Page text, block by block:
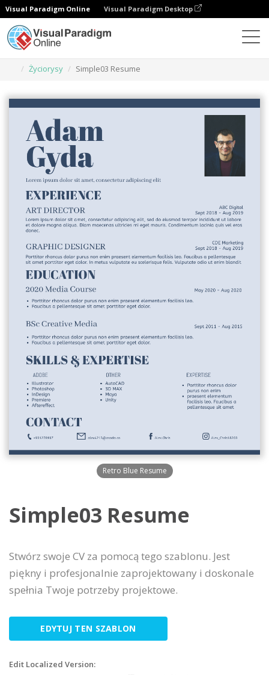
Visual Paradigm Online Visual Paradigm Desktop
Życiorysy
Simple03 Resume
Retro Blue Resume
Simple03 Resume
Stwórz swoje CV za pomocą tego szablonu. Jest
piękny i profesjonalnie zaprojektowany i doskonale
spełnia Twoje potrzeby projektowe.
EDYTUJ TEN SZABLON
Edit Localized Version: